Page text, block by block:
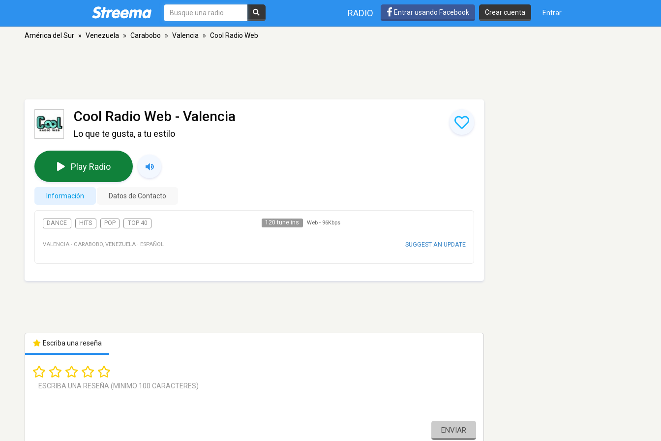
RADIO Entrar usando Facebook Crear cuenta Entrar
América del Sur » Venezuela » Carabobo » Valencia » Cool Radio Web
Cool Radio Web - Valencia
Lo que te gusta, a tu estilo
Play Radio
Información Datos de Contacto
DANCE HITS POP TOP 40 120 tune ins Web - 96Kbps
VALENCIA · CARABOBO, VENEZUELA · ESPAÑOL SUGGEST AN UPDATE
Escriba una reseña
ENVIAR